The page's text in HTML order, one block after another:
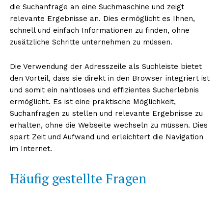
die Suchanfrage an eine Suchmaschine und zeigt
relevante Ergebnisse an. Dies ermöglicht es Ihnen,
schnell und einfach Informationen zu finden, ohne
zusätzliche Schritte unternehmen zu müssen.
Die Verwendung der Adresszeile als Suchleiste bietet
den Vorteil, dass sie direkt in den Browser integriert ist
und somit ein nahtloses und effizientes Sucherlebnis
ermöglicht. Es ist eine praktische Möglichkeit,
Suchanfragen zu stellen und relevante Ergebnisse zu
erhalten, ohne die Webseite wechseln zu müssen. Dies
spart Zeit und Aufwand und erleichtert die Navigation
im Internet.
Häufig gestellte Fragen